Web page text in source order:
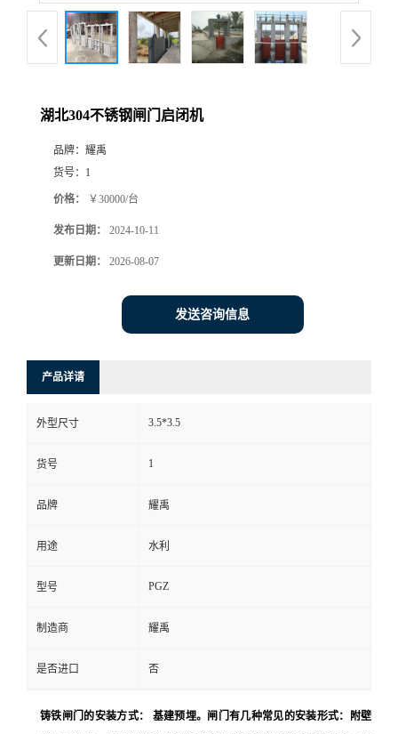
湖北304不锈钢闸门启闭机
品牌： 耀禹
货号： 1
价格： ￥30000/台
发布日期： 2024-10-11
更新日期： 2026-08-07
发送咨询信息
产品详请
外型尺寸 3.5*3.5
货号 1
品牌 耀禹
用途 水利
型号 PGZ
制造商 耀禹
是否进口 否
铸铁闸门的安装方式： 基建预埋。闸门有几种常见的安装形式：附壁